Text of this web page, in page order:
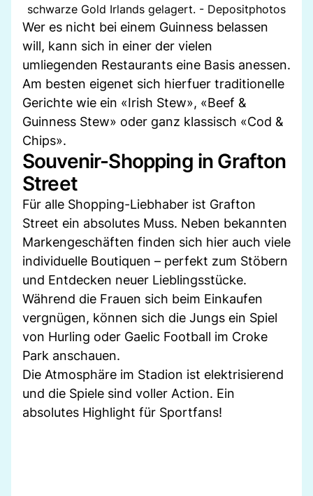
schwarze Gold Irlands gelagert. - Depositphotos
Wer es nicht bei einem Guinness belassen
will, kann sich in einer der vielen
umliegenden Restaurants eine Basis anessen.
Am besten eigenet sich hierfuer traditionelle
Gerichte wie ein «Irish Stew», «Beef &
Guinness Stew» oder ganz klassisch «Cod &
Chips».
Souvenir-Shopping in Grafton
Street
Für alle Shopping-Liebhaber ist Grafton
Street ein absolutes Muss. Neben bekannten
Markengeschäften finden sich hier auch viele
individuelle Boutiquen – perfekt zum Stöbern
und Entdecken neuer Lieblingsstücke.
Während die Frauen sich beim Einkaufen
vergnügen, können sich die Jungs ein Spiel
von Hurling oder Gaelic Football im Croke
Park anschauen.
Die Atmosphäre im Stadion ist elektrisierend
und die Spiele sind voller Action. Ein
absolutes Highlight für Sportfans!